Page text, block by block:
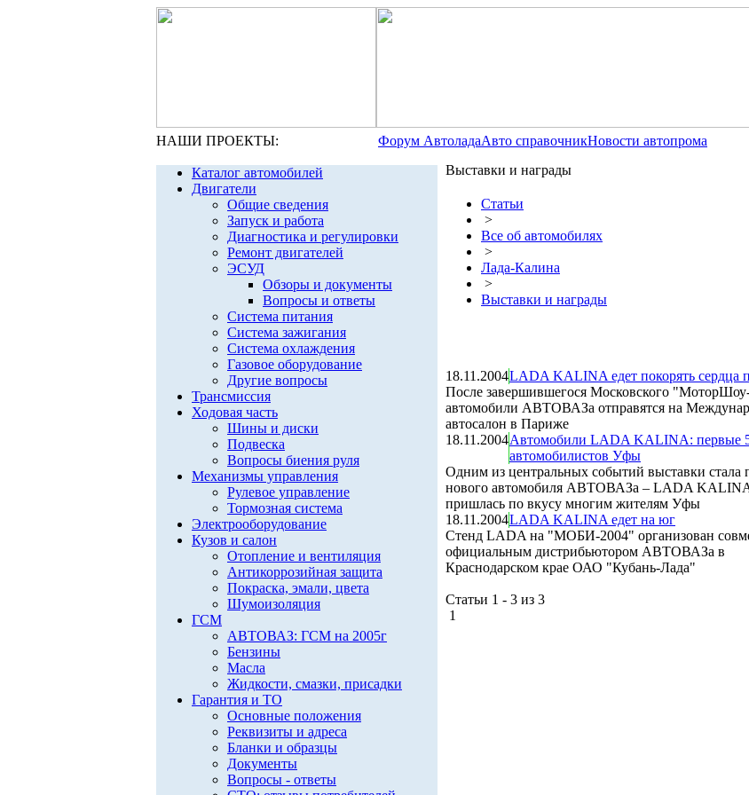
НАШИ ПРОЕКТЫ: Форум АвтоладаАвто справочникНовости автопрома
Каталог автомобилей
Двигатели
Общие сведения
Запуск и работа
Диагностика и регулировки
Ремонт двигателей
ЭСУД
Обзоры и документы
Вопросы и ответы
Система питания
Система зажигания
Система охлаждения
Газовое оборудование
Другие вопросы
Трансмиссия
Ходовая часть
Шины и диски
Подвеска
Вопросы биения руля
Механизмы управления
Рулевое управление
Тормозная система
Электрооборудование
Кузов и салон
Отопление и вентиляция
Антикоррозийная защита
Покраска, эмали, цвета
Шумоизоляция
ГСМ
АВТОВАЗ: ГСМ на 2005г
Бензины
Масла
Жидкости, смазки, присадки
Гарантия и ТО
Основные положения
Реквизиты и адреса
Бланки и образцы
Документы
Вопросы - ответы
Выставки и награды
Статьи
>
Все об автомобилях
>
Лада-Калина
>
Выставки и награды
18.11.2004LADA KALINA едет покорять сердца
После завершившегося Московского
автомобили АВТОВАЗа отправятся на
автосалон в Париже
18.11.2004Автомобили LADA KALINA: первые
автомобилистов Уфы
Одним из центральных событий выставки стала
нового автомобиля АВТОВАЗа – LADA
пришлась по вкусу многим жителям Уфы
18.11.2004LADA KALINA едет на юг
Стенд LADA на "МОБИ-2004" организован
официальным дистрибьютором АВТОВАЗа в
Краснодарском крае ОАО "Кубань-Лада"
Статьи 1 - 3 из 3
1